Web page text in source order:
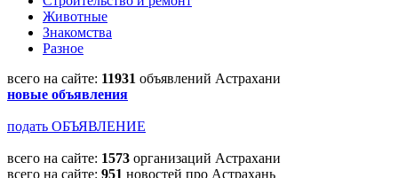
Животные
Знакомства
Разное
всего на сайте: 11931 объявлений Астрахани
новые объявления
подать ОБЪЯВЛЕНИЕ
всего на сайте: 1573 организаций Астрахани
всего на сайте: 951 новостей про Астрахань